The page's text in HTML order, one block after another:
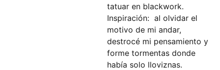
tatuar en blackwork.
Inspiración: al olvidar el
motivo de mi andar,
destrocé mi pensamiento y
forme tormentas donde
había solo lloviznas.